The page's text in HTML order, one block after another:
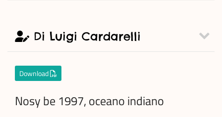
Di Luigi Cardarelli
Download
Nosy be 1997, oceano indiano